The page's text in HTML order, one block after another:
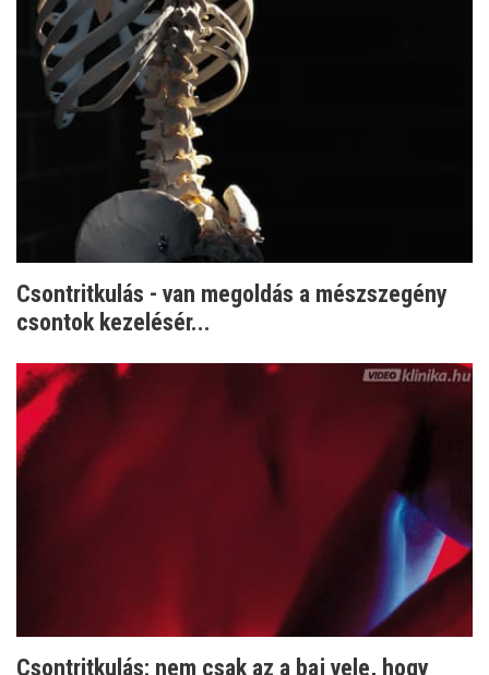
Csontritkulás - van megoldás a mészszegény
csontok kezelésér...
Csontritkulás: nem csak az a baj vele, hogy